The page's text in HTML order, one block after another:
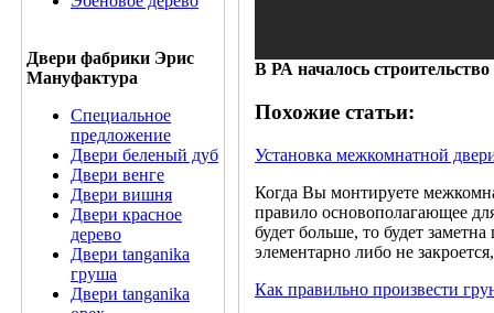
Двери фабрики Эрис
Мануфактура
Специальное
предложение
Двери беленый дуб
Двери венге
Двери вишня
Двери красное
дерево
Двери tanganika
груша
Двери tanganika
В РА началось
Похожие статьи:
Установка межкомнатной
Когда Вы монтируете
правило основополагающее
будет больше, то будет
элементарно либо не
Как правильно произвести